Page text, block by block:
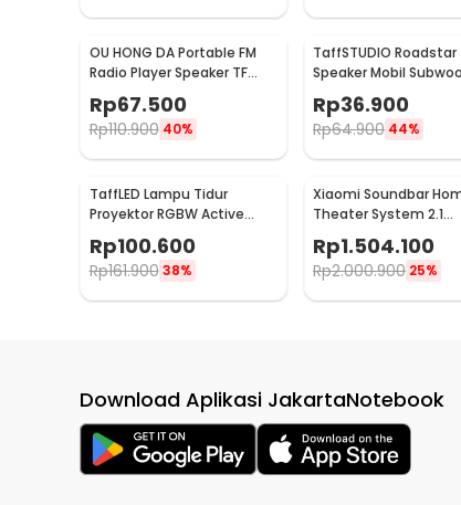
OU HONG DA Portable FM
Radio Player Speaker TF
Card - KK-11
Rp67.500
Rp110.900 40%
TaffSTUDIO Roadstar
Speaker Mobil
HiFi 5 Inch 100 W 1
502
Rp36.900
Rp64.900 44%
TaffLED Lampu Tidur
Proyektor RGBW Active
Speaker Bluetooth Remote
- BL-XK01
Rp100.600
Rp161.900 38%
Xiaomi Soundbar
Theater System 2.1
Bluetooth 5.0 - MDZ-
DA
Rp1.504.100
Rp2.000.900 25%
Download Aplikasi JakartaNotebook